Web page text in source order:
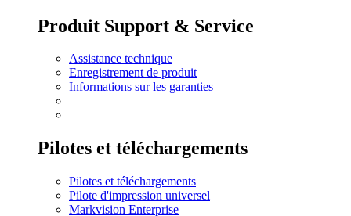
Produit Support & Service
Assistance technique
Enregistrement de produit
Informations sur les garanties
Pilotes et téléchargements
Pilotes et téléchargements
Pilote d'impression universel
Markvision Enterprise